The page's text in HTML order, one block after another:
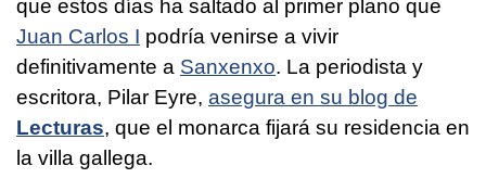
que estos días ha saltado al primer plano que
Juan Carlos I podría venirse a vivir
definitivamente a Sanxenxo. La periodista y
escritora, Pilar Eyre, asegura en su blog de
Lecturas, que el monarca fijará su residencia en
la villa gallega.